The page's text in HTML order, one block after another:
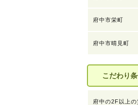
府中市栄町
府中市晴見町
こだわり
府中の2F以上の